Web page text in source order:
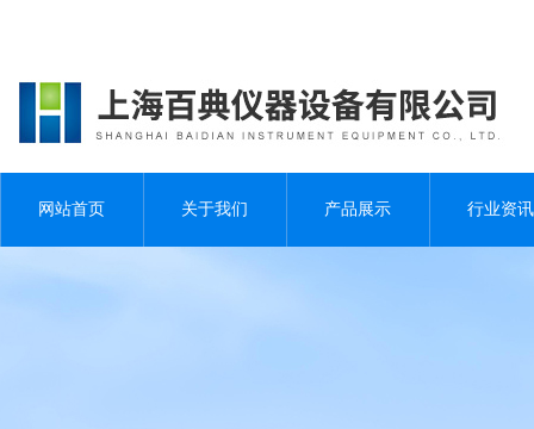
网站首页 关于我们 产品展示 行业资讯